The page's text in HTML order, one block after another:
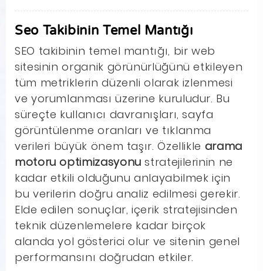
Seo Takibinin Temel Mantığı
SEO takibinin temel mantığı, bir web
sitesinin organik görünürlüğünü etkileyen
tüm metriklerin düzenli olarak izlenmesi
ve yorumlanması üzerine kuruludur. Bu
süreçte kullanıcı davranışları, sayfa
görüntülenme oranları ve tıklanma
verileri büyük önem taşır. Özellikle arama
motoru optimizasyonu stratejilerinin ne
kadar etkili olduğunu anlayabilmek için
bu verilerin doğru analiz edilmesi gerekir.
Elde edilen sonuçlar, içerik stratejisinden
teknik düzenlemelere kadar birçok
alanda yol gösterici olur ve sitenin genel
performansını doğrudan etkiler.